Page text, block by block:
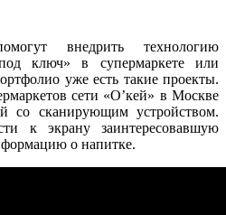
внедрить технологию
ключ» в супермаркете или
уже есть такие проекты.
сети «О’кей» в Москве
со сканирующим устройством.
к экрану заинтересовавшую
о напитке.